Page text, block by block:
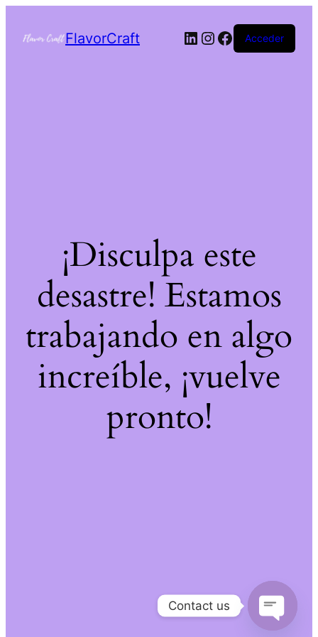
FlavorCraft Acceder
¡Disculpa este
desastre! Estamos
trabajando en algo
increíble, ¡vuelve
pronto!
Contact us